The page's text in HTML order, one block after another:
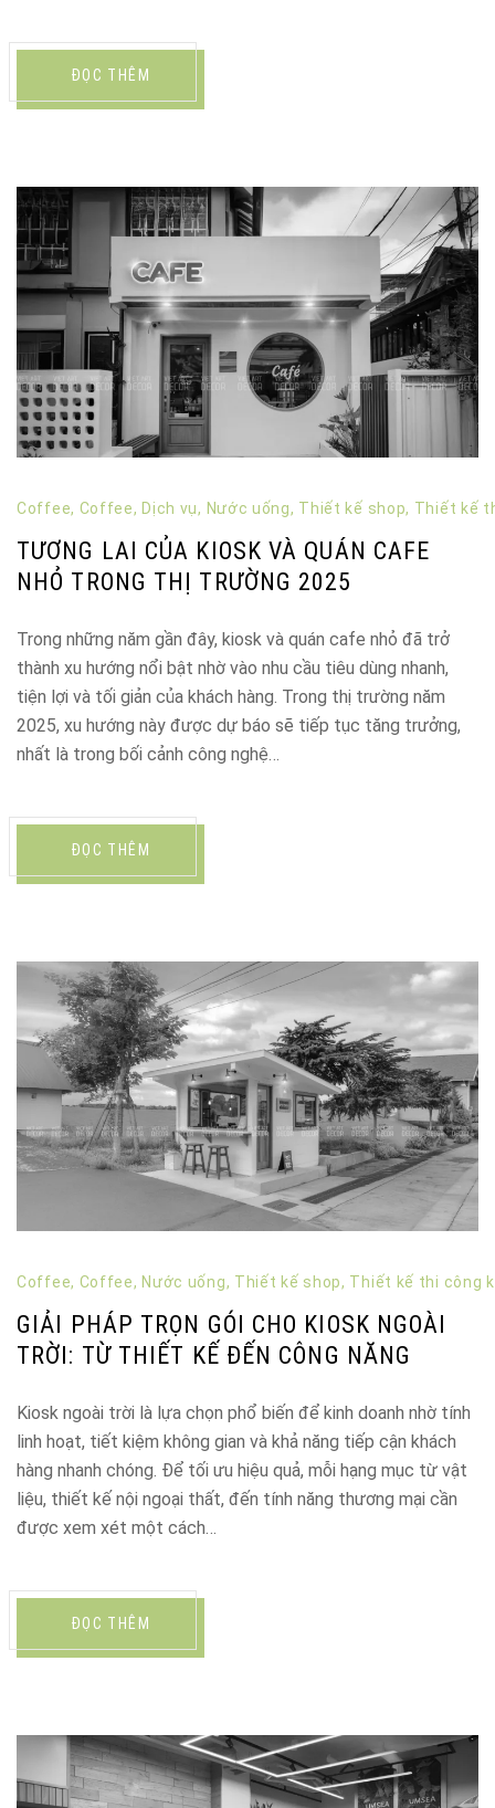
ĐỌC THÊM
Coffee, Coffee, Dịch vụ, Nước uống, Thiết kế shop, Thiết kế
TƯƠNG LAI CỦA KIOSK VÀ QUÁN CAFE
NHỎ TRONG THỊ TRƯỜNG 2025
Trong những năm gần đây, kiosk và quán cafe nhỏ đã trở
thành xu hướng nổi bật nhờ vào nhu cầu tiêu dùng nhanh,
tiện lợi và tối giản của khách hàng. Trong thị trường năm
2025, xu hướng này được dự báo sẽ tiếp tục tăng trưởng,
nhất là trong bối cảnh công nghệ…
ĐỌC THÊM
Coffee, Coffee, Nước uống, Thiết kế shop, Thiết kế thi công
GIẢI PHÁP TRỌN GÓI CHO KIOSK NGOÀI
TRỜI: TỪ THIẾT KẾ ĐẾN CÔNG NĂNG
Kiosk ngoài trời là lựa chọn phổ biến để kinh doanh nhờ tính
linh hoạt, tiết kiệm không gian và khả năng tiếp cận khách
hàng nhanh chóng. Để tối ưu hiệu quả, mỗi hạng mục từ vật
liệu, thiết kế nội ngoại thất, đến tính năng thương mại cần
được xem xét một cách…
ĐỌC THÊM